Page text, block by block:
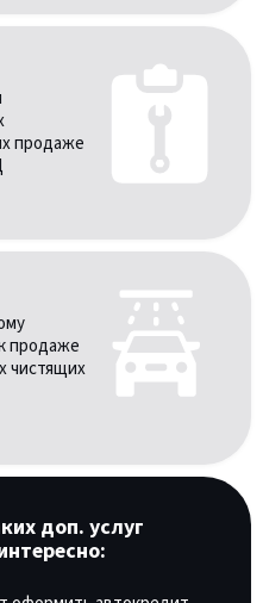
продаже
продаже
чистящих
доп. услуг